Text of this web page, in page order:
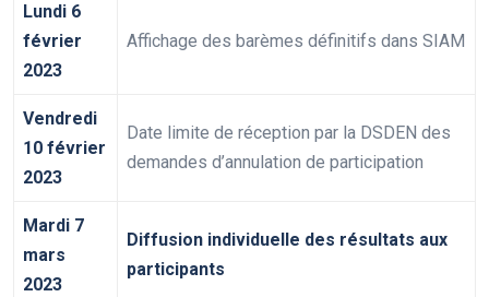
Lundi 6
février
2023
Affichage des barèmes définitifs dans SIAM
Vendredi
10 février
2023
Date limite de réception par la DSDEN des
demandes d’annulation de participation
Mardi 7
mars
2023
Diffusion individuelle des résultats aux
participants